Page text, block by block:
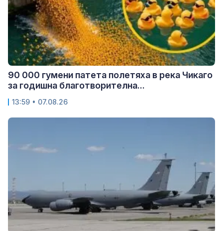
90 000 гумени патета полетяха в река Чикаго
за годишна благотворителна...
13:59 • 07.08.26